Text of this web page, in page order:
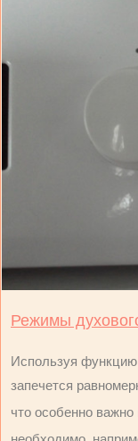
Режимы
Используя функцию
запечется
что особенно важно